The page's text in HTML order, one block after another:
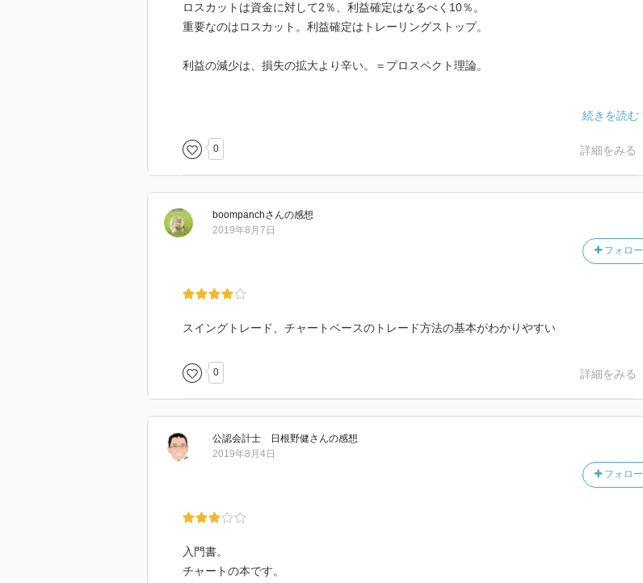
ロスカットは資金に対して2％、利益確定はなるべく10％。
重要なのはロスカット。利益確定はトレーリングストップ。
利益の減少は、損失の拡大より辛い。＝プロスペクト理論。
値動き幅が大きい銘柄＝過去1か月に15％以上の値幅があること。
一日の売買代金が最低でも10億円以上。
ローソク足で心理を読み取る。
8～10か月の高値を直線で結ぶ。
主な高安値とは、足5本で真ん中が一番高い安いところ。
まず、売買代金ランキングを見る。10億円以上は300銘柄くらい。それの上位からチャー
資金管理は、ストップを入れるレベルが２％に収まるように。
0 詳細をみる
boompanchさんの感想
フォロー
2019年8月7日
スイングトレード、チャートベースのトレード方法の基本がわかりやすい
0 詳細をみる
公認会計士 日根野健さんの感想
フォロー
2019年8月4日
入門書。
チャートの本です。